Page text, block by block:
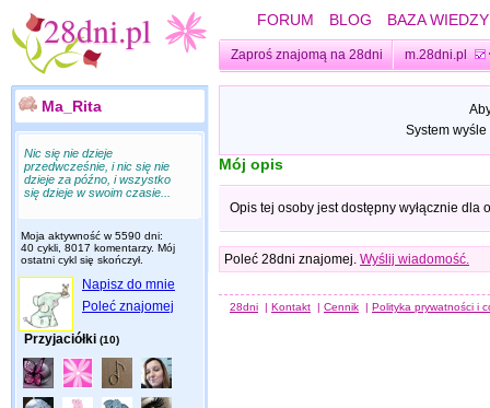
FORUM BLOG BAZA WIEDZY
Zaproś znajomą na 28dni m.28dni.pl
Ma_Rita
Nic się nie dzieje
przedwcześnie, i nic się nie
dzieje za późno, i wszystko
się dzieje w swoim czasie...
Moja aktywność w 5590 dni:
40 cykli, 8017 komentarzy. Mój
ostatni cykl się skończył.
Napisz do mnie
Poleć znajomej
Przyjaciółki (10)
System
Mój opis
Opis tej osoby jest dostępny wyłącznie dla
Poleć 28dni znajomej. Wyślij wiadomość.
28dni | Kontakt | Cennik | Polityka prywatności i